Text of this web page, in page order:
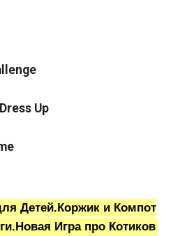
Up
Детей.Коржик и Компот
Игра про Котиков